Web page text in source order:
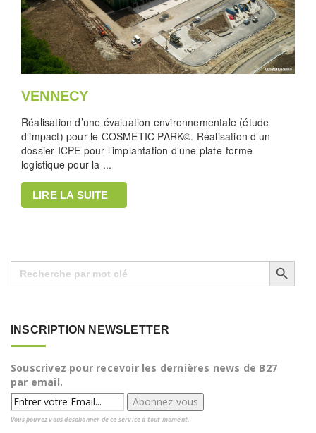
VENNECY
Réalisation d’une évaluation environnementale (étude
d’impact) pour le COSMETIC PARK©. Réalisation d’un
dossier ICPE pour l’implantation d’une plate-forme
logistique pour la ...
LIRE LA SUITE
Search
for:
Search Button
INSCRIPTION NEWSLETTER
Souscrivez pour recevoir les dernières news de B27
par email.
Vous pouvez vous désabonner de ce service à tout moment.